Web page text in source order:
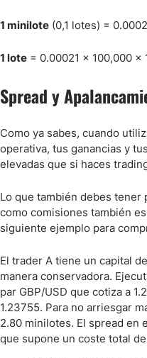
1 minilote (0,1 lotes) =
1 lote = 0.00021 x 100,000 x
Spread y
Como ya sabes, cuando
operativa, tus ganancias y
elevadas que si haces
Lo que también debes tener
como comisiones también
siguiente ejemplo para
El trader A tiene un capital
manera conservadora.
par GBP/USD que cotiza a
1.23755. Para no arriesgar
2.80 minilotes. El spread en
que supone un coste total